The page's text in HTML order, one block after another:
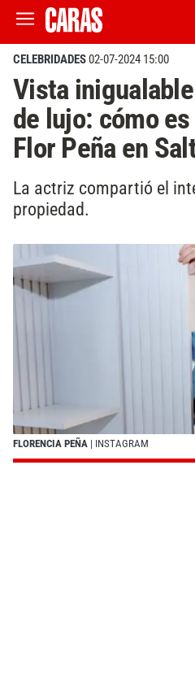
CELEBRIDADES02-07-2024 15:00
Vista
de lujo: cómo
Flor Peña en
La actriz compartió el
propiedad.
FLORENCIA PEÑA | INSTAGRAM